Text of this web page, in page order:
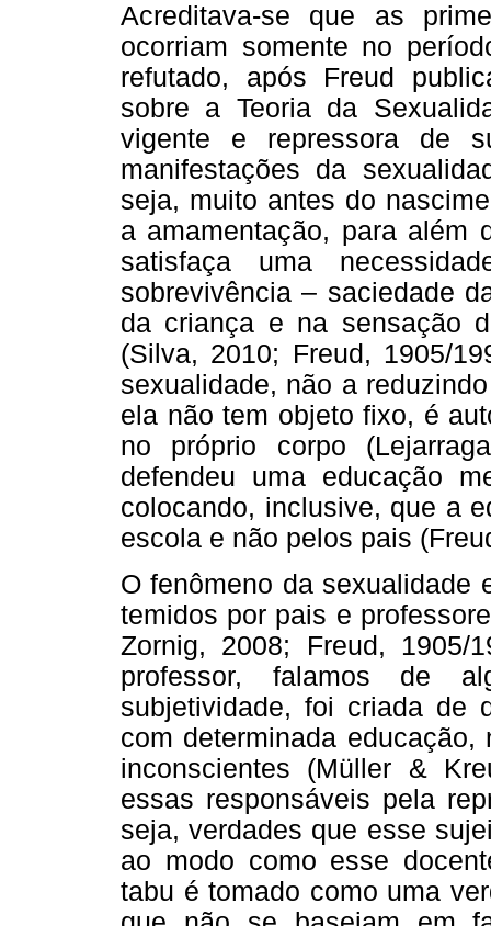
Acreditava-se que as
ocorriam somente no
refutado, após Freud
sobre a Teoria da
vigente e repressora de
manifestações da
seja, muito antes do
a amamentação, para além
satisfaça uma
sobrevivência – saciedade
da criança e na sensação
(Silva, 2010; Freud, 1905/
sexualidade, não a
ela não tem objeto fixo, é
no próprio corpo
defendeu uma educação
colocando, inclusive, que a
escola e não pelos pais
O fenômeno da sexualidade
temidos por pais e
Zornig, 2008; Freud, 1905/
professor, falamos de
subjetividade, foi criada de
com determinada
inconscientes (Müller &
essas responsáveis pela
seja, verdades que esse
ao modo como esse
tabu é tomado como uma